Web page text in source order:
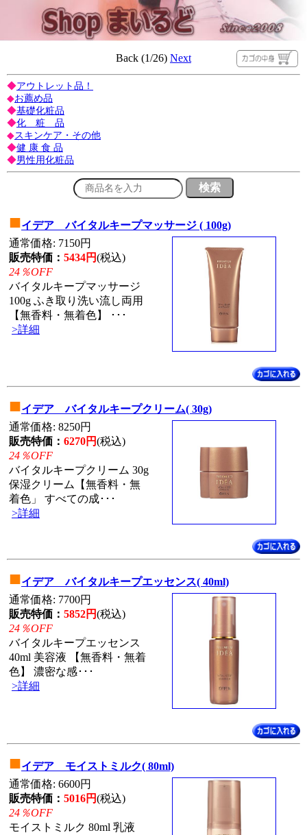
Back (1/26) Next
◆アウトレット品！
◆お薦め品
◆基礎化粧品
◆化 粧 品
◆スキンケア・その他
◆健 康 食 品
◆男性用化粧品
■イデア バイタルキープマッサージ ( 100g)
通常価格: 7150円
販売特価： 5434円(税込)
24％OFF
バイタルキープマッサージ
100g ふき取り洗い流し両用
【無香料・無着色】 ･･･
>詳細
■イデア バイタルキープクリーム( 30g)
通常価格: 8250円
販売特価： 6270円(税込)
24％OFF
バイタルキープクリーム 30g
保湿クリーム【無香料・無
着色」 すべての成･･･
>詳細
■イデア バイタルキープエッセンス( 40ml)
通常価格: 7700円
販売特価： 5852円(税込)
24％OFF
バイタルキープエッセンス
40ml 美容液 【無香料・無着
色】 濃密な感･･･
>詳細
■イデア モイストミルク( 80ml)
通常価格: 6600円
販売特価： 5016円(税込)
24％OFF
モイストミルク 80ml 乳液